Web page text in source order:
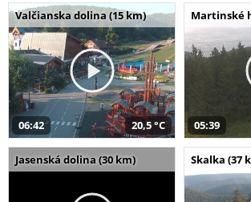
Valčianska dolina (15 km)
06:42 20,5 °C
Martinské
05:39
Jasenská dolina (30 km) Skalka (37